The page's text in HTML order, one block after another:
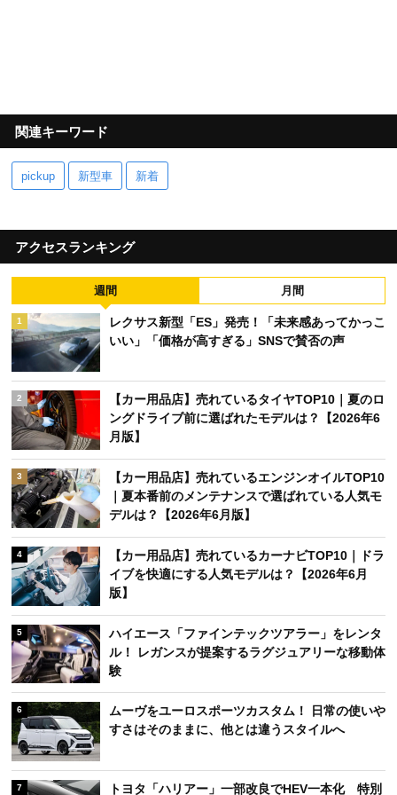
関連キーワード
pickup 新型車 新着
アクセスランキング
週間 月間
1
レクサス新型「ES」発売！「未来感あってかっこ
いい」「価格が高すぎる」SNSで賛否の声
2
【カー用品店】売れているタイヤTOP10｜夏のロ
ングドライブ前に選ばれたモデルは？【2026年6
月版】
3
【カー用品店】売れているエンジンオイルTOP10
｜夏本番前のメンテナンスで選ばれている人気モ
デルは？【2026年6月版】
4
【カー用品店】売れているカーナビTOP10｜ドラ
イブを快適にする人気モデルは？【2026年6月
版】
5
ハイエース「ファインテックツアラー」をレンタ
ル！ レガンスが提案するラグジュアリーな移動体
験
6
ムーヴをユーロスポーツカスタム！ 日常の使いや
すさはそのままに、他とは違うスタイルへ
7 トヨタ「ハリアー」一部改良でHEV一本化 特別